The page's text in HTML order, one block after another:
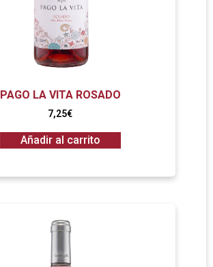
PAGO LA VITA ROSADO
7,25€
Añadir al carrito